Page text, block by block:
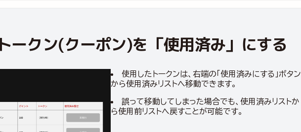
ークン(クーポン)を「使用済み」にする
使用したトークンは、右端の「使用済みにする」ボタン
から使用済みリストへ移動できます。
誤って移動してしまった場合でも、使用済みリストか
ら使用前リストへ戻すことが可能です。